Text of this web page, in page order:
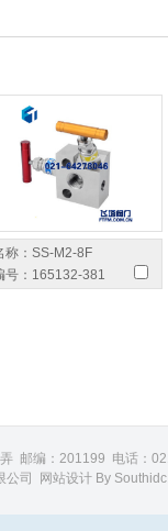
称： SS-M2-8F
号： 165132-381
弄 邮编：201199 电话：
公司 网站设计 By